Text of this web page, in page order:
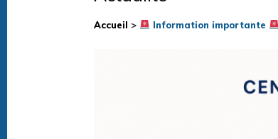
Accueil > Information importante